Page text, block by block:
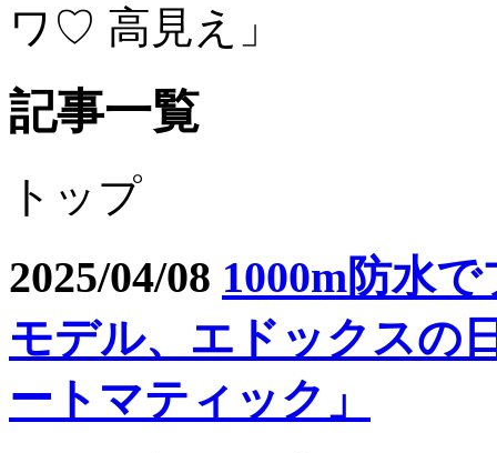
ワ♡ 高見え」
記事一覧
トップ
2025/04/08 1000m防水
モデル、エドックスの
ートマティック」